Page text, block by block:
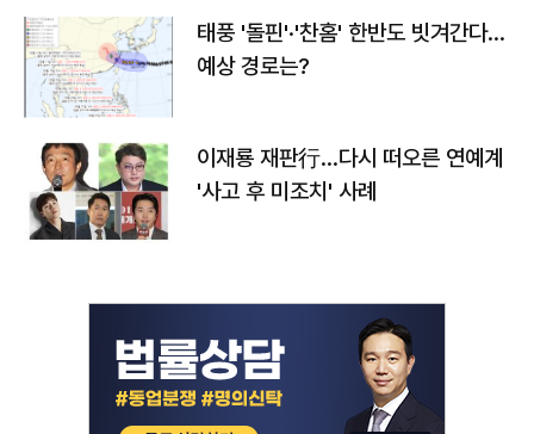
태풍 '돌핀'·'찬홈' 한반도 빗겨간다…
예상 경로는?
이재룡 재판行…다시 떠오른 연예계
'사고 후 미조치' 사례